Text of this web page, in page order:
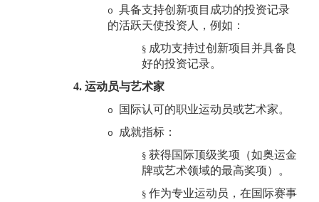
o 具备支持创新项目成功的投资记录
的活跃天使投资人，例如：
§ 成功支持过创新项目并具备良
好的投资记录。
4. 运动员与艺术家
o 国际认可的职业运动员或艺术家。
o 成就指标：
§ 获得国际顶级奖项（如奥运金
牌或艺术领域的最高奖项）。
§ 作为专业运动员，在国际赛事